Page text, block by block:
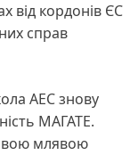
від кордонів ЄС
справ
АЕС знову
МАГАТЕ.
млявою